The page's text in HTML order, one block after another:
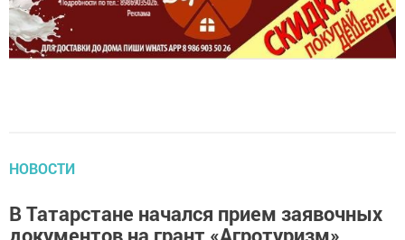
В Татарстане начался прием заявочных
документов на грант «Агротуризм»